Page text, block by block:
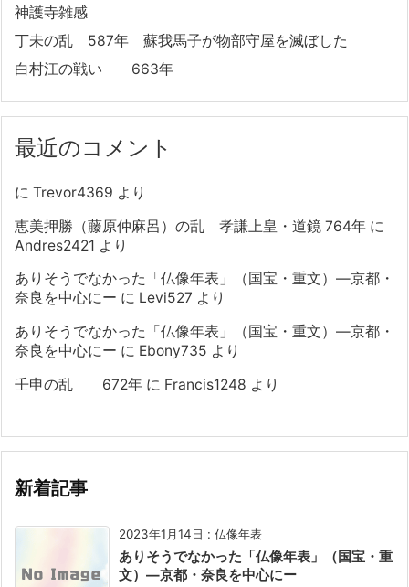
神護寺雑感
丁未の乱 587年 蘇我馬子が物部守屋を滅ぼした
白村江の戦い 663年
最近のコメント
に Trevor4369 より
恵美押勝（藤原仲麻呂）の乱 孝謙上皇・道鏡 764年 に
Andres2421 より
ありそうでなかった「仏像年表」（国宝・重文）―京都・
奈良を中心にー に Levi527 より
ありそうでなかった「仏像年表」（国宝・重文）―京都・
奈良を中心にー に Ebony735 より
壬申の乱 672年 に Francis1248 より
新着記事
2023年1月14日 : 仏像年表
ありそうでなかった「仏像年表」（国宝・重
文）―京都・奈良を中心にー